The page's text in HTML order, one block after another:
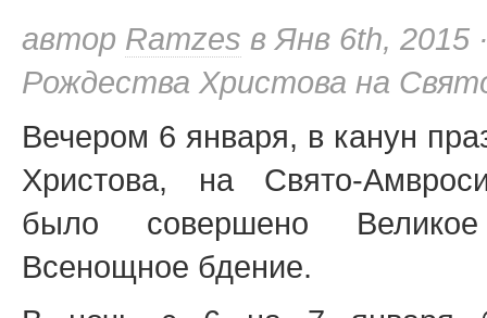
автор Ramzes в Янв 6th, 2015
Рождества Христова на
Вечером 6 января, в канун
Христова, на Свято-
было совершено
Всенощное бдение.